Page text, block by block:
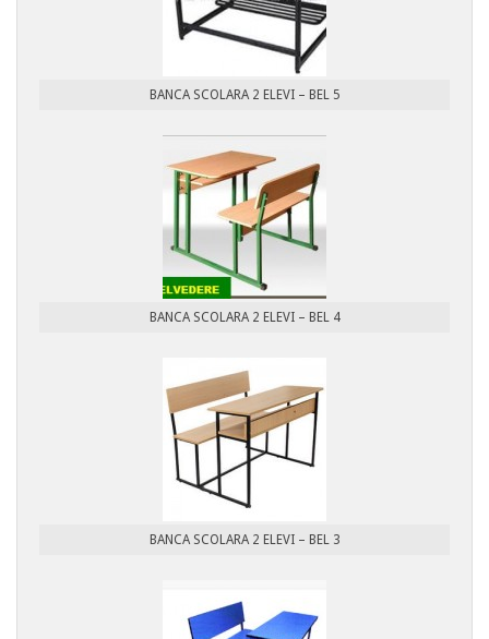
BANCA SCOLARA 2 ELEVI – BEL 5
BANCA SCOLARA 2 ELEVI – BEL 4
BANCA SCOLARA 2 ELEVI – BEL 3